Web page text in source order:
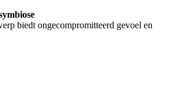
biedt ongecompromitteerd gevoel en